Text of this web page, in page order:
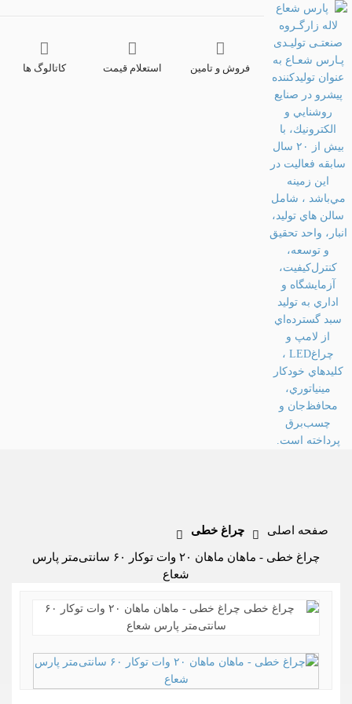
فروش و تامین استعلام قیمت کاتالوگ ها
صفحه اصلی چراغ خطی
چراغ خطی - ماهان ماهان ۲۰ وات توکار ۶۰ سانتی‌متر پارس
شعاع